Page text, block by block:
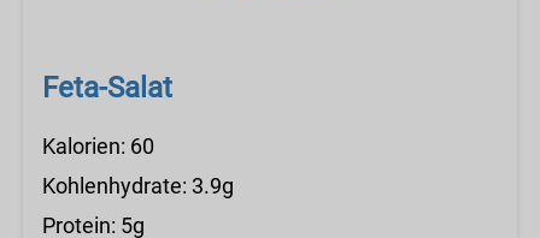
Feta-Salat
Kalorien: 60
Kohlenhydrate: 3.9g
Protein: 5g